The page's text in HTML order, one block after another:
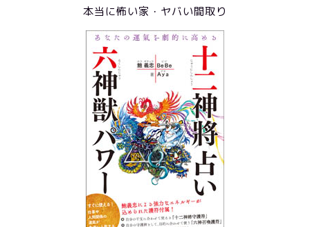
本当に怖い家・ヤバい間取り